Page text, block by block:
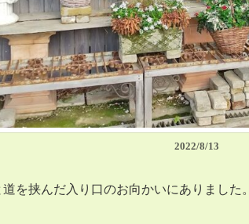
2022/8/13
を挟んだ入り口のお向かいにありました。